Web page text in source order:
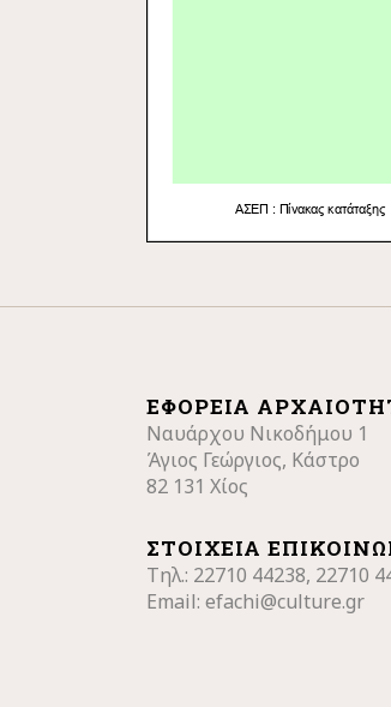
ΕΦΟΡΕΊΑ
Ναυάρχου Νικοδήμου 1
Άγιος Γεώργιος, Κάστρο
82 131 Χίος
ΣΤΟΙΧΕΊΑ
Τηλ.: 22710 44238, 22710
Email: efachi@culture.gr